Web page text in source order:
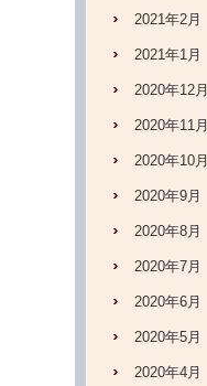
2021年2月
2021年1月
2020年12月
2020年11月
2020年10月
2020年9月
2020年8月
2020年7月
2020年6月
2020年5月
2020年4月